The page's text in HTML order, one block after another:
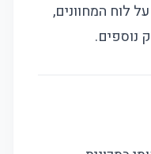
לוח המחוונים,
נוספים.